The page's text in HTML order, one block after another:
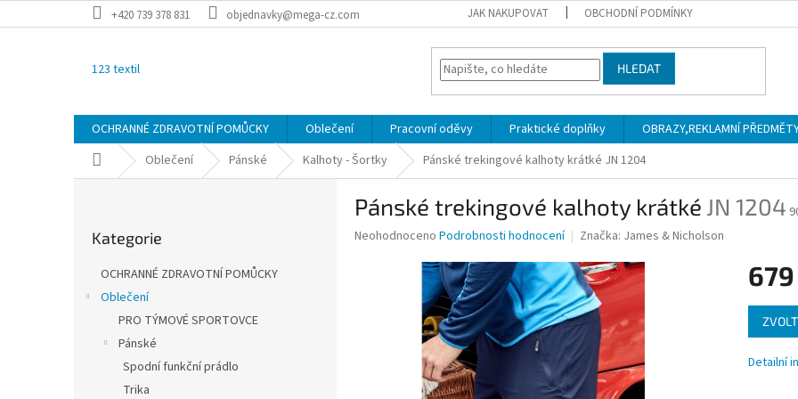
na
+420 739 378 831 objednavky@mega-cz.com JAK NAKUPOVAT OBCHODNÍ PODMÍNKY
123 textil HLEDAT
OCHRANNÉ ZDRAVOTNÍ POMŮCKY Oblečení Pracovní oděvy Praktické doplňky OBRAZY,REKLAMNÍ
Domů Oblečení Pánské Kalhoty - Šortky Pánské trekingové kalhoty krátké JN 1204
kategorie
Kategorie
OCHRANNÉ ZDRAVOTNÍ POMŮCKY
Oblečení
PRO TÝMOVÉ SPORTOVCE
Pánské
Spodní funkční prádlo
Trika
Pánské trekingové kalhoty krátké JN 1204
Průměrné
Neohodnoceno Podrobnosti hodnocení Značka: James & Nicholson
Měrná
cena:
Detailní